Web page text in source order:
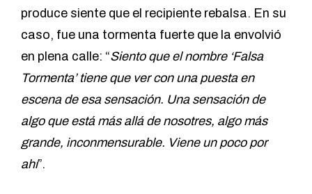
produce siente que el recipiente rebalsa. En su
caso, fue una tormenta fuerte que la envolvió
en plena calle: “Siento que el nombre ‘Falsa
Tormenta’ tiene que ver con una puesta en
escena de esa sensación. Una sensación de
algo que está más allá de nosotres, algo más
grande, inconmensurable. Viene un poco por
ahí”.